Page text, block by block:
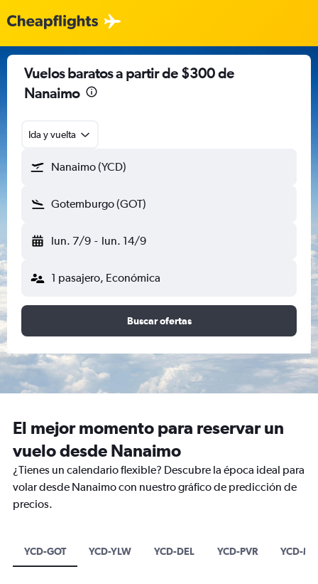
Vuelos baratos a partir de $300 de
Nanaimo
Ida y vuelta
Nanaimo (YCD)
Gotemburgo (GOT)
lun. 7/9 - lun. 14/9
1 pasajero, Económica
Buscar ofertas
El mejor momento para reservar un
vuelo desde Nanaimo
¿Tienes un calendario flexible? Descubre la época ideal para
volar desde Nanaimo con nuestro gráfico de predicción de
precios.
YCD-GOT YCD-YLW YCD-DEL YCD-PVR YCD-